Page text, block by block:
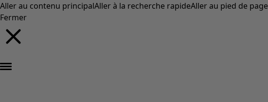
Aller au contenu principalAller à la recherche rapideAller au pied de page
Fermer